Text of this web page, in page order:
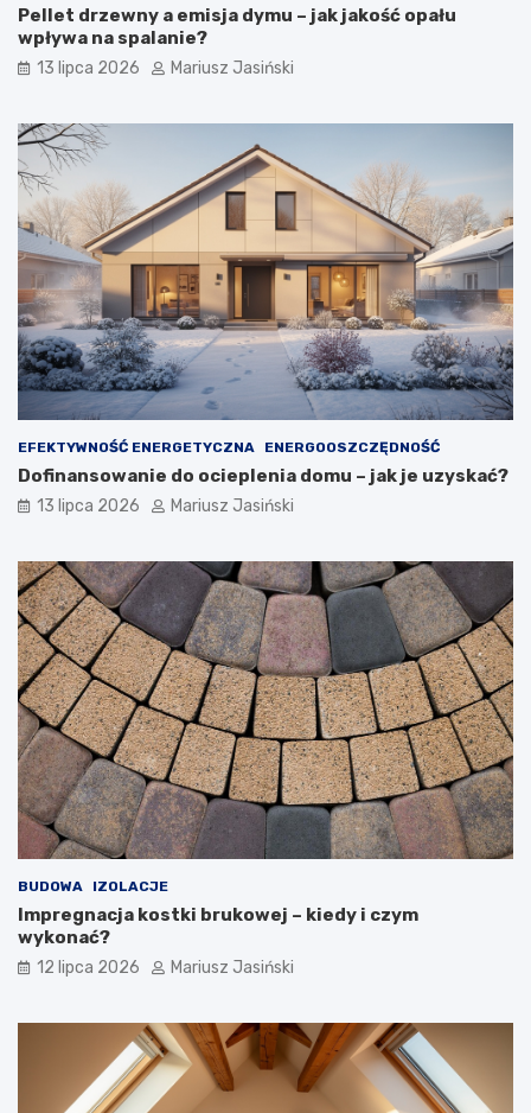
Pellet drzewny a emisja dymu – jak jakość opału
wpływa na spalanie?
13 lipca 2026 Mariusz Jasiński
EFEKTYWNOŚĆ ENERGETYCZNA ENERGOOSZCZĘDNOŚĆ
Dofinansowanie do ocieplenia domu – jak je uzyskać?
13 lipca 2026 Mariusz Jasiński
BUDOWA IZOLACJE
Impregnacja kostki brukowej – kiedy i czym
wykonać?
12 lipca 2026 Mariusz Jasiński